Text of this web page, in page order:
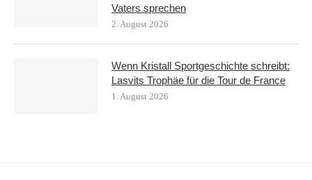
Vaters sprechen
2. August 2026
Wenn Kristall Sportgeschichte schreibt:
Lasvits Trophäe für die Tour de France
1. August 2026